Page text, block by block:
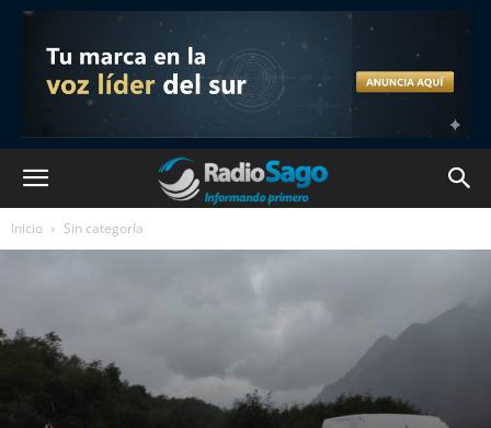
Inicio Sin categoría